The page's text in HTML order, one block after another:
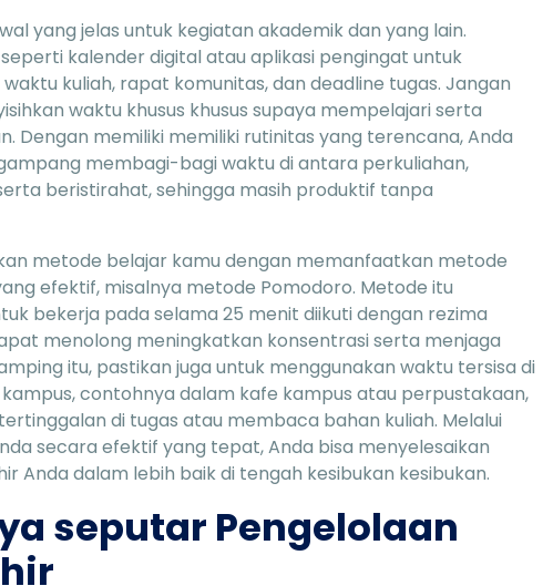
yang jelas untuk kegiatan akademik dan yang lain.
kalender digital atau aplikasi pengingat untuk
kuliah, rapat komunitas, dan deadline tugas. Jangan
waktu khusus khusus supaya mempelajari serta
Dengan memiliki memiliki rutinitas yang terencana, Anda
membagi-bagi waktu di antara perkuliahan,
beristirahat, sehingga masih produktif tanpa
metode belajar kamu dengan memanfaatkan metode
efektif, misalnya metode Pomodoro. Metode itu
bekerja pada selama 25 menit diikuti dengan rezima
menolong meningkatkan konsentrasi serta menjaga
itu, pastikan juga untuk menggunakan waktu tersisa di
contohnya dalam kafe kampus atau perpustakaan,
di tugas atau membaca bahan kuliah. Melalui
secara efektif yang tepat, Anda bisa menyelesaikan
Anda dalam lebih baik di tengah kesibukan kesibukan.
seputar Pengelolaan